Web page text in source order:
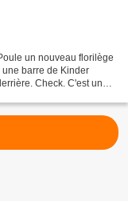
un nouveau florilège
barre de Kinder
Check. C'est une